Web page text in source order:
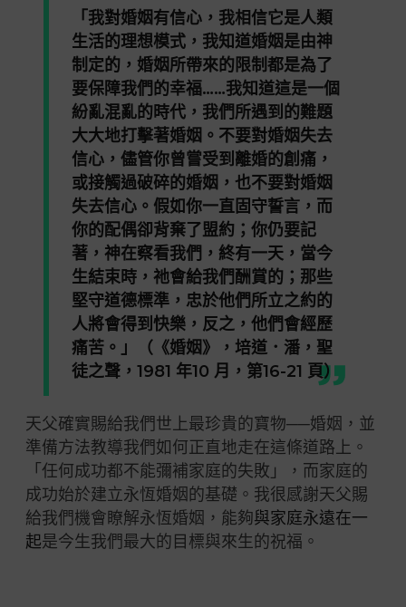
「我對婚姻有信心，我相信它是人類
生活的理想模式，我知道婚姻是由神
制定的，婚姻所帶來的限制都是為了
要保障我們的幸福……我知道這是一個
紛亂混亂的時代，我們所遇到的難題
大大地打擊著婚姻。不要對婚姻失去
信心，儘管你曾嘗受到離婚的創痛，
或接觸過破碎的婚姻，也不要對婚姻
失去信心。假如你一直固守誓言，而
你的配偶卻背棄了盟約；你仍要記
著，神在察看我們，終有一天，當今
生結束時，祂會給我們酬賞的；那些
堅守道德標準，忠於他們所立之約的
人將會得到快樂，反之，他們會經歷
痛苦。」（《婚姻》，培道．潘，聖
徒之聲，1981 年10 月，第16-21 頁）
天父確實賜給我們世上最珍貴的寶物──婚姻，並
準備方法教導我們如何正直地走在這條道路上。
「任何成功都不能彌補家庭的失敗」，而家庭的
成功始於建立永恆婚姻的基礎。我很感謝天父賜
給我們機會瞭解永恆婚姻，能夠與家庭永遠在一
起是今生我們最大的目標與來生的祝福。